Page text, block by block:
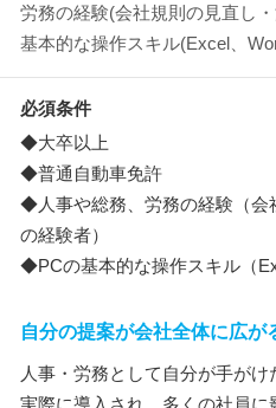
労務の経験(会社規則の見直し
基本的な操作スキル(Excel、
必須条件
◆大卒以上
◆普通自動車免許
◆人事や総務、労務の経験（会
の経験者）
◆PCの基本的な操作スキル（
自分の提案が会社全体に広が
人事・労務として自分が手が
実際に導入され、多くの社員